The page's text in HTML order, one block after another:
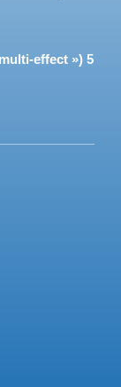
effect ») 5